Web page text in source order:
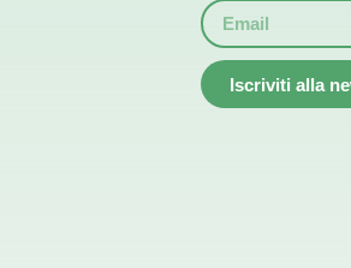
Iscriviti alla